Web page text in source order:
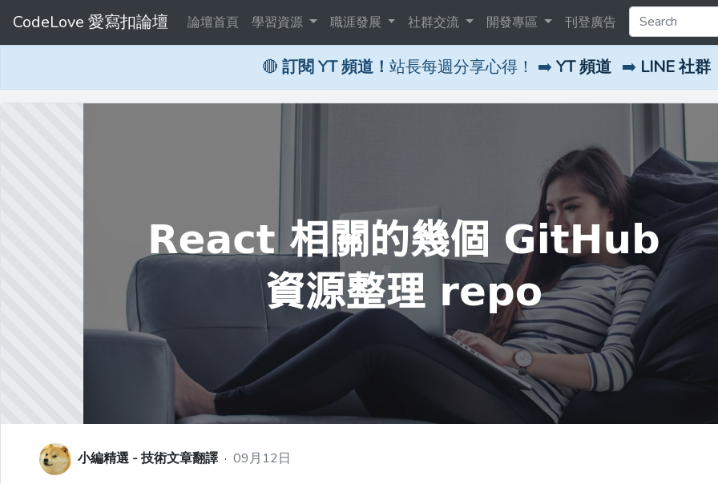
CodeLove 愛寫扣論壇 論壇首頁 學習資源 職涯發展 社群交流 開發專區 刊登廣告
🔴 訂閱 YT 頻道！ 站長每週分享心得！ ➡️ YT 頻道 ➡️ LINE 社群
小編精選 - 技術文章翻譯 · 09月12日